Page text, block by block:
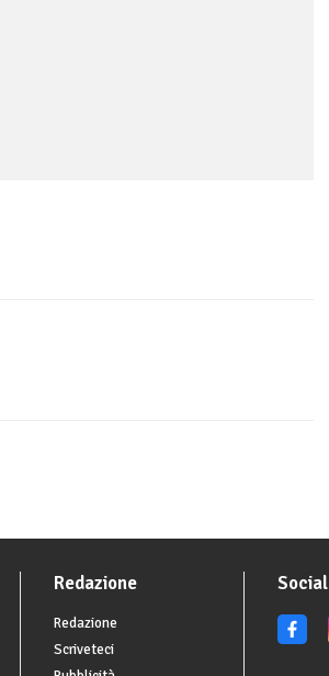
Redazione
Redazione
Scriveteci
Social